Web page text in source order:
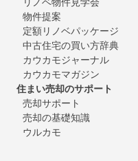
物件提案
定額リノベパッケージ
中古住宅の買い方辞典
カウカモジャーナル
カウカモマガジン
住まい売却のサポート
売却サポート
売却の基礎知識
ウルカモ